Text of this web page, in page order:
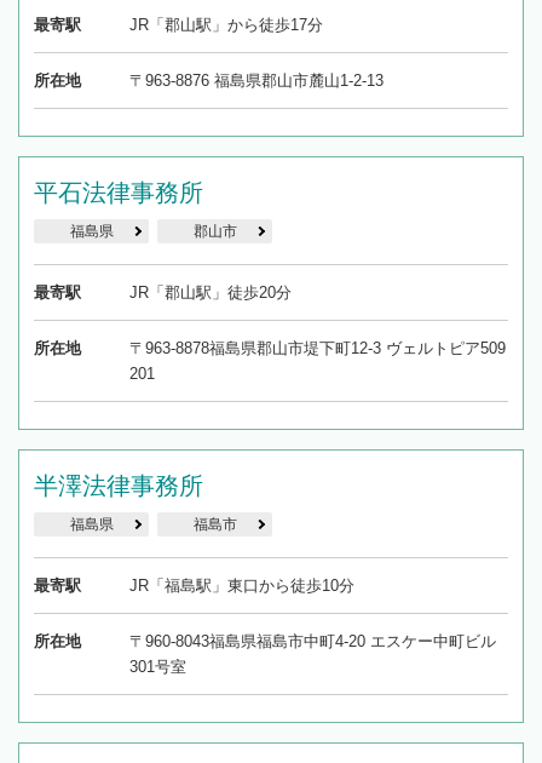
最寄駅 JR「郡山駅」から徒歩17分
所在地 〒963-8876 福島県郡山市麓山1-2-13
平石法律事務所
福島県 郡山市
最寄駅 JR「郡山駅」徒歩20分
所在地
〒963-8878福島県郡山市堤下町12-3 ヴェルトピア509
201
半澤法律事務所
福島県 福島市
最寄駅 JR「福島駅」東口から徒歩10分
所在地
〒960-8043福島県福島市中町4-20 エスケー中町ビル
301号室